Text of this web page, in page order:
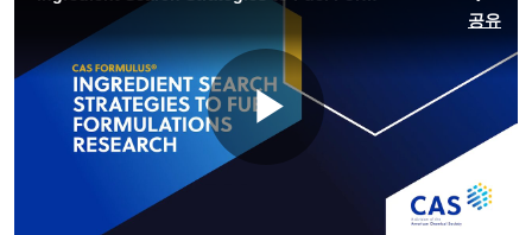
공유
Play